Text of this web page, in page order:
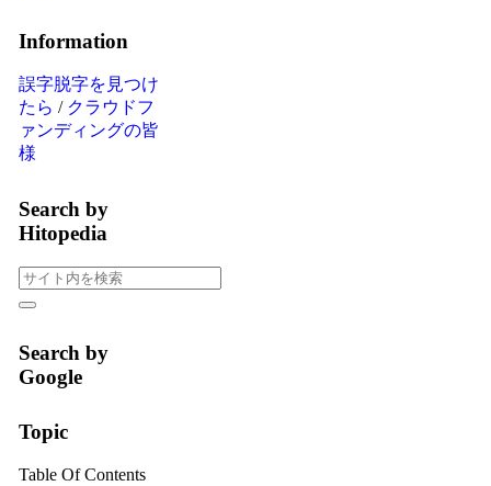
Information
誤字脱字を見つけ
たら / クラウドフ
ァンディングの皆
様
Search by
Hitopedia
Search by
Google
Topic
Table Of Contents